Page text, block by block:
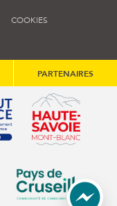
COOKIES
PARTENAIRES
nouvelle fenêtre)
de France (s'ouvre
(s'ouvre dans
nouvelle fenêtre)
communes du
Communauté de